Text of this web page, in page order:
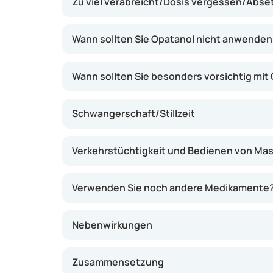
Stoff, der bei einer allergischen Reaktion
Wann sollten Sie Opatanol nicht anwenden
Wann sollten Sie besonders vorsichtig mit
Schwangerschaft/Stillzeit
Verkehrstüchtigkeit und Bedienen von
Verwenden Sie noch andere
Nebenwirkungen
Zusammensetzung